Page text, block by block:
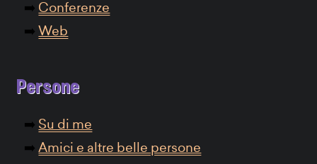
Conferenze
Web
Persone
Su di me
Amici e altre belle persone